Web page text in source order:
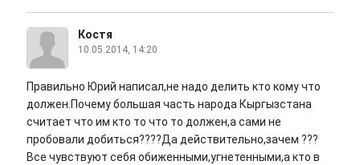
Костя
10.05.2014, 14:20
Правильно Юрий написал,не надо делить кто кому что
должен.Почему большая часть народа Кыргызстана
считает что им кто то что то должен,а сами не
пробовали добиться????Да действительно,зачем ???
Все чувствуют себя обиженными,угнетенными,а кто в